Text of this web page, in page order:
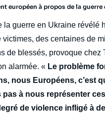
européen à propos de la guerre
la guerre en Ukraine révélé
victimes, des centaines de
de blessés, provoque chez
alarmée. « Le problème
nous Européens, c’est
pas à nous représenter
de violence infligé à